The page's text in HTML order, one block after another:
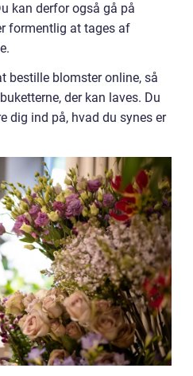
kan derfor også gå på
formentlig at tages af
bestille blomster online, så
der kan laves. Du
dig ind på, hvad du synes er